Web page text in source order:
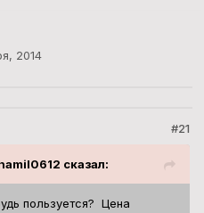
2014
#21
сказал:
пользуется? Цена